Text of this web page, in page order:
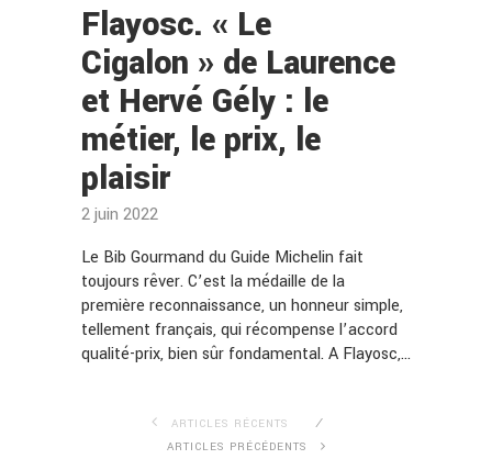
Flayosc. « Le
Cigalon » de Laurence
et Hervé Gély : le
métier, le prix, le
plaisir
2 juin 2022
Le Bib Gourmand du Guide Michelin fait
toujours rêver. C’est la médaille de la
première reconnaissance, un honneur simple,
tellement français, qui récompense l’accord
qualité-prix, bien sûr fondamental. A Flayosc,…
ARTICLES RÉCENTS
ARTICLES PRÉCÉDENTS